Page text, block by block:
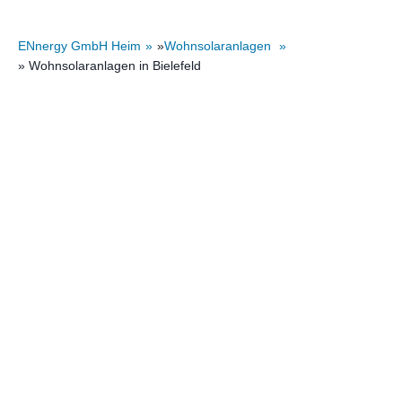
ENnergy GmbH Heim »Wohnsolaranlagen
» Wohnsolaranlagen in Bielefeld